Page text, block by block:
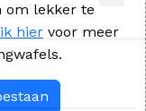
om lekker te
hier voor meer